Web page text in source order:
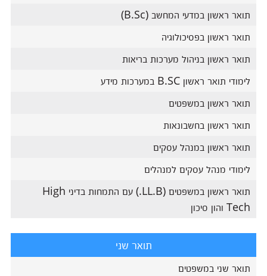
תואר ראשון במדעי המחשב (B.Sc)
תואר ראשון בפסיכולוגיה
תואר ראשון בניהול מערכות בריאות
לימודי תואר ראשון B.SC במערכות מידע
תואר ראשון במשפטים
תואר ראשון בחשבונאות
תואר ראשון במנהל עסקים
לימודי מנהל עסקים למנהלים
תואר ראשון במשפטים (LL.B.) עם התמחות בדיני High
Tech והון סיכון
תואר שני
תואר שני במשפטים